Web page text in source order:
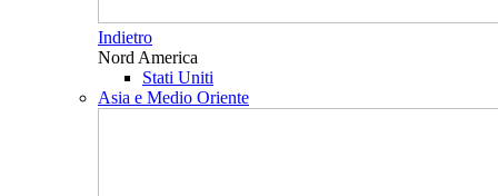
Indietro
Nord America
Stati Uniti
Asia e Medio Oriente